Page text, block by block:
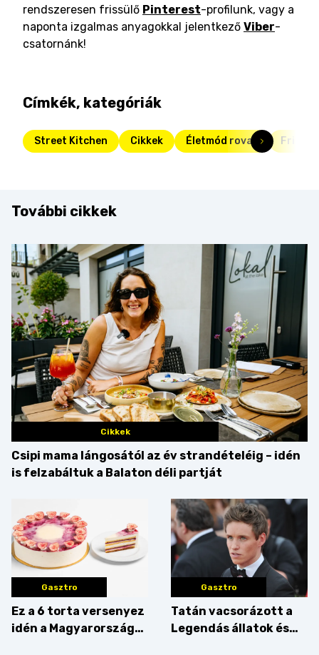
rendszeresen frissülő Pinterest-profilunk, vagy a
naponta izgalmas anyagokkal jelentkező Viber-
csatornánk!
Címkék, kategóriák
Street Kitchen Cikkek Életmód rovat Friss
További cikkek
Cikkek
Csipi mama lángosától az év strandételéig – idén
is felzabáltuk a Balaton déli partját
Gasztro
Ez a 6 torta versenyez
idén a Magyarország
Gasztro
Tatán vacsorázott a
Legendás állatok és